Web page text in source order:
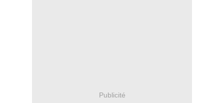
Publicité